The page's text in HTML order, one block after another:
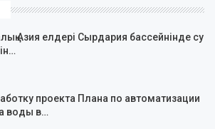
Азия елдері Сырдария бассейнінде су
проекта Плана по автоматизации
воды в…